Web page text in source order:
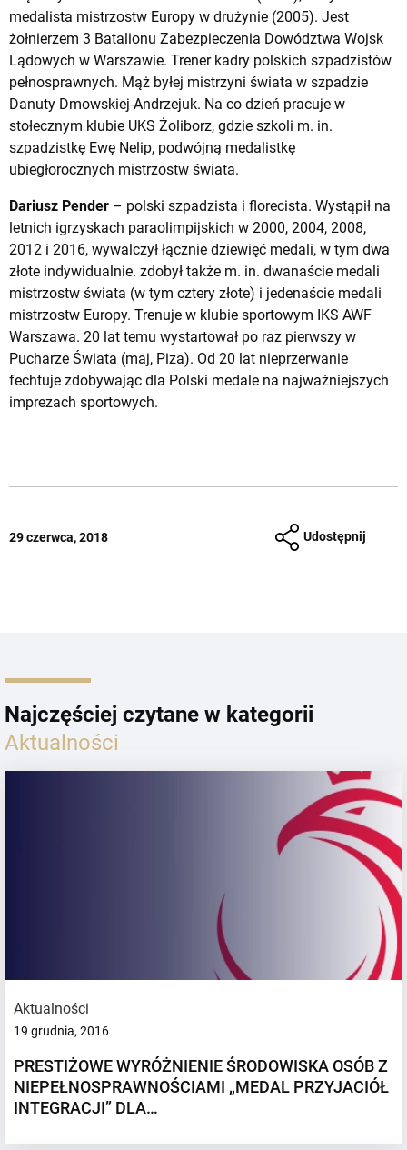
medalista mistrzostw Europy w drużynie (2005). Jest
żołnierzem 3 Batalionu Zabezpieczenia Dowództwa Wojsk
Lądowych w Warszawie. Trener kadry polskich szpadzistów
pełnosprawnych. Mąż byłej mistrzyni świata w szpadzie
Danuty Dmowskiej-Andrzejuk. Na co dzień pracuje w
stołecznym klubie UKS Żoliborz, gdzie szkoli m. in.
szpadzistkę Ewę Nelip, podwójną medalistkę
ubiegłorocznych mistrzostw świata.
Dariusz Pender – polski szpadzista i florecista. Wystąpił na
letnich igrzyskach paraolimpijskich w 2000, 2004, 2008,
2012 i 2016, wywalczył łącznie dziewięć medali, w tym dwa
złote indywidualnie. zdobył także m. in. dwanaście medali
mistrzostw świata (w tym cztery złote) i jedenaście medali
mistrzostw Europy. Trenuje w klubie sportowym IKS AWF
Warszawa. 20 lat temu wystartował po raz pierwszy w
Pucharze Świata (maj, Piza). Od 20 lat nieprzerwanie
fechtuje zdobywając dla Polski medale na najważniejszych
imprezach sportowych.
29 czerwca, 2018 Udostępnij
Najczęściej czytane w kategorii
Aktualności
Aktualności
19 grudnia, 2016
PRESTIŻOWE WYRÓŻNIENIE ŚRODOWISKA OSÓB Z
NIEPEŁNOSPRAWNOŚCIAMI „MEDAL PRZYJACIÓŁ
INTEGRACJI” DLA…